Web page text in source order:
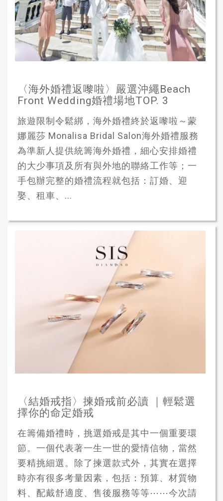
〈海外婚禮返嚟啦〉嚴選沖繩Beach
Front Wedding婚禮場地TOP. 3
旅遊限制令鬆綁，海外婚禮終於返嚟啦～蒙
娜麗莎 Monalisa Bridal Salon海外婚禮服務
為準新人提供統籌海外婚禮，細心安排婚禮
的大少事項及所有與外地的聯絡工作等；一
手包辦完整的婚禮流程就包括：訂婚、迎
娶、租車、...
〈結婚戒指〉揀婚戒前必讀 ｜輕鬆選
擇你的命定婚戒
在籌備婚禮時，挑選婚戒是其中一個重要環
節。一個代表著一生一世的愛情信物，當然
要精挑細選。除了揀選款式外，其實在選擇
時亦有很多考量因素，包括：預算、材質物
料、配戴舒適度、售後服務等等⋯⋯今次請